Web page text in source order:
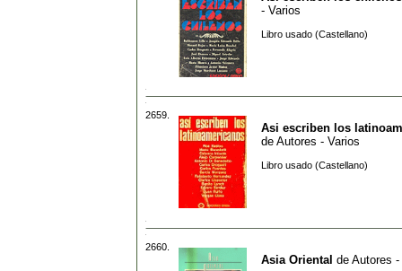
- Varios
Libro usado (Castellano)
2659.
Asi escriben los
de Autores - Varios
Libro usado (Castellano)
2660.
Asia Oriental de Autores -